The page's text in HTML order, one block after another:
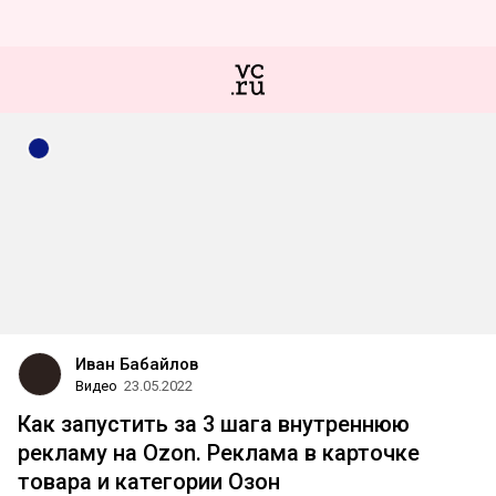
Иван Бабайлов
Видео 23.05.2022
Как запустить за 3 шага внутреннюю
рекламу на Ozon. Реклама в карточке
товара и категории Озон